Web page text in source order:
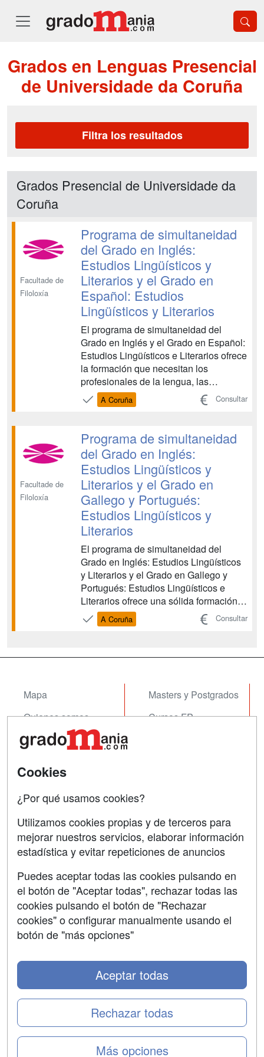
Grados en Lenguas Presencial
de Universidade da Coruña
Filtra los resultados
Grados Presencial de Universidade da
Coruña
Facultade de
Filoloxía
Programa de simultaneidad
del Grado en Inglés:
Estudios Lingüísticos y
Literarios y el Grado en
Español: Estudios
Lingüísticos y Literarios
El programa de simultaneidad del
Grado en Inglés y el Grado en Español:
Estudios Lingüísticos e Literarios ofrece
la formación que necesitan los
profesionales de la lengua, las
literaturas y la cultura de los ámbitos
anglófono e hispánico. Proporciona un
español y una amplia perspectiva de
las literaturas en ...
A Coruña Consultar
Facultade de
Filoloxía
Programa de simultaneidad
del Grado en Inglés:
Estudios Lingüísticos y
Literarios y el Grado en
Gallego y Portugués:
Estudios Lingüísticos y
Literarios
El programa de simultaneidad del
Grado en Inglés: Estudios Lingüísticos
y Literarios y el Grado en Gallego y
Portugués: Estudios Lingüísticos e
Literarios ofrece una sólida formación
en lengua, literatura y cultura para los
ámbitos anglófono e hispánico.
A Coruña Consultar
Mapa
Quienes somos
Tarifas publicidad
Masters y Postgrados
Cursos FP
Contactar
Confidencialidad
Copyleft
SÍGUENOS EN:
Cookies
¿Por qué usamos cookies?
Utilizamos cookies propias y de terceros para
mejorar nuestros servicios, elaborar información
estadística y evitar repeticiones de anuncios
Puedes aceptar todas las cookies pulsando en
el botón de "Aceptar todas", rechazar todas las
cookies pulsando el botón de "Rechazar
cookies" o configurar manualmente usando el
botón de "más opciones"
Más opciones
Rechazar todas
Aceptar todas